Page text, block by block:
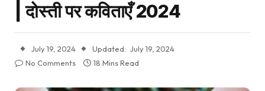
| दोस्ती पर कविताएँ 2024
July 19, 2024 Updated: July 19, 2024
No Comments
18 Mins Read